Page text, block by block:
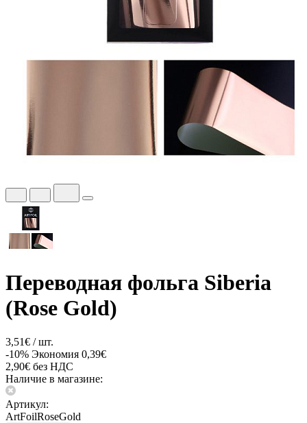
Переводная фольга Siberia
(Rose Gold)
3,51€ / шт.
-10% Экономия 0,39€
2,90€ без НДС
Наличие в магазине:
Артикул:
ArtFoilRoseGold